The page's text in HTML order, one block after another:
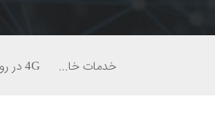
خدمات خانگی